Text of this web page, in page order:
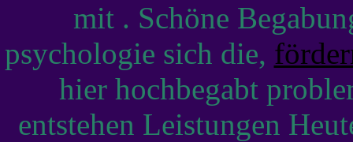
mit . Schöne
psychologie sich die,
hier hochbegabt
entstehen Leistungen